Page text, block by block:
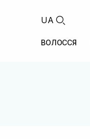
UA
ВОЛОССЯ